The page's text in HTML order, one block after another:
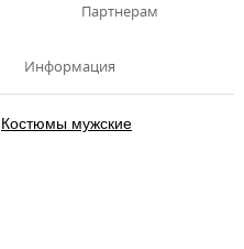
Партнерам
Информация
Костюмы мужские